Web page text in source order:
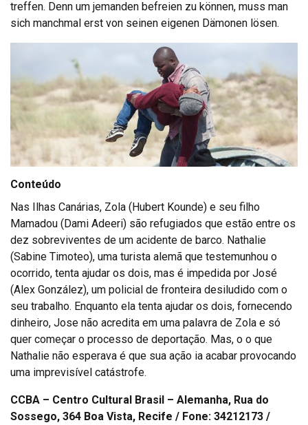
treffen. Denn um jemanden befreien zu können, muss man
sich manchmal erst von seinen eigenen Dämonen lösen.
Conteúdo
Nas Ilhas Canárias, Zola (Hubert Kounde) e seu filho
Mamadou (Dami Adeeri) são refugiados que estão entre os
dez sobreviventes de um acidente de barco. Nathalie
(Sabine Timoteo), uma turista alemã que testemunhou o
ocorrido, tenta ajudar os dois, mas é impedida por José
(Alex González), um policial de fronteira desiludido com o
seu trabalho. Enquanto ela tenta ajudar os dois, fornecendo
dinheiro, Jose não acredita em uma palavra de Zola e só
quer começar o processo de deportação. Mas, o o que
Nathalie não esperava é que sua ação ia acabar provocando
uma imprevisível catástrofe.
CCBA – Centro Cultural Brasil – Alemanha, Rua do
Sossego, 364 Boa Vista, Recife / Fone: 34212173 /